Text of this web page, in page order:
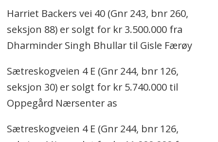
Harriet Backers vei 40 (Gnr 243, bnr 260,
seksjon 88) er solgt for kr 3.500.000 fra
Dharminder Singh Bhullar til Gisle Færøy
Sætreskogveien 4 E (Gnr 244, bnr 126,
seksjon 30) er solgt for kr 5.740.000 til
Oppegård Nærsenter as
Sætreskogveien 4 E (Gnr 244, bnr 126,